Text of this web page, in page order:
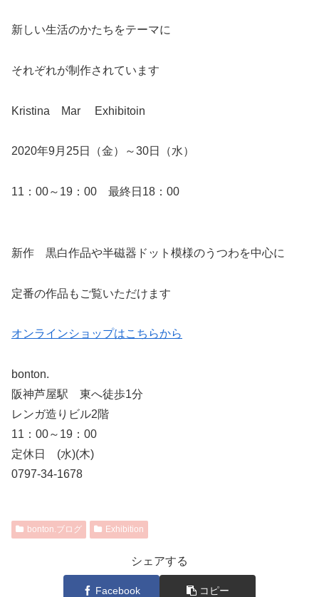
新しい生活のかたちをテーマに
それぞれが制作されています
Kristina Mar Exhibitoin
2020年9月25日（金）～30日（水）
11：00～19：00 最終日18：00
新作 黒白作品や半磁器ドット模様のうつわを中心に
定番の作品もご覧いただけます
オンラインショップはこちらから
bonton.
阪神芦屋駅 東へ徒歩1分
レンガ造りビル2階
11：00～19：00
定休日 (水)(木)
0797-34-1678
bonton.ブログ Exhibition
シェアする
Facebook コピー